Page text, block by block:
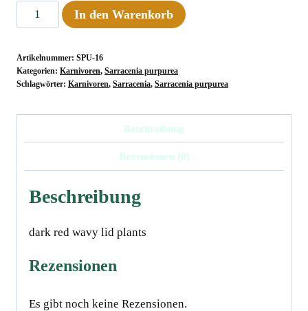
Sarracenia
purpurea
venosa
Ruffled
Wavy
Menge
In den Warenkorb
Artikelnummer: SPU-16
Kategorien: Karnivoren, Sarracenia purpurea
Schlagwörter: Karnivoren, Sarracenia, Sarracenia purpurea
Beschreibung
Rezensionen (0)
Beschreibung
dark red wavy lid plants
Rezensionen
Es gibt noch keine Rezensionen.